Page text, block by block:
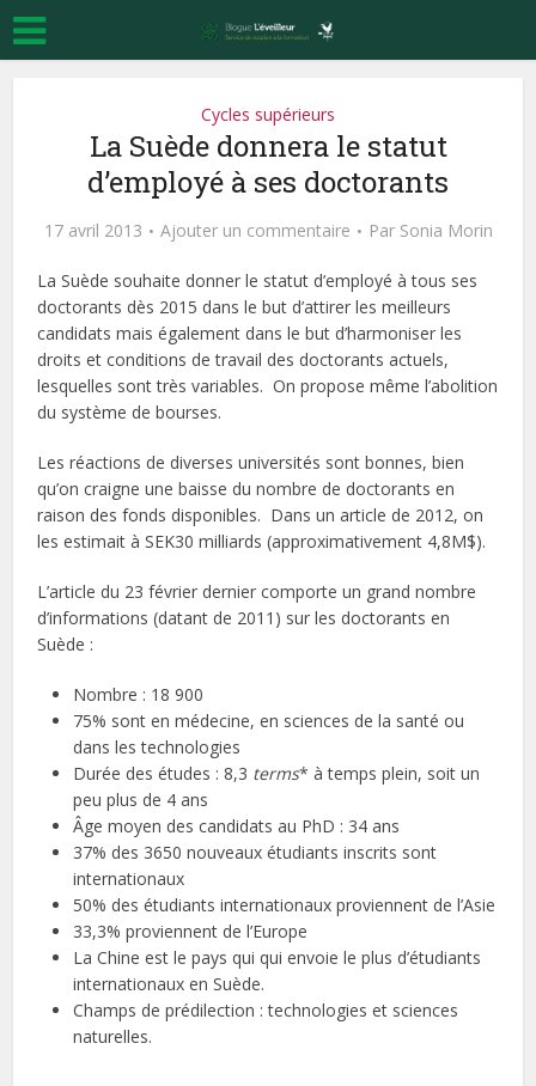
Cycles supérieurs
La Suède donnera le statut
d’employé à ses doctorants
17 avril 2013 Ajouter un commentaire Par Sonia Morin
La Suède souhaite donner le statut d’employé à tous ses
doctorants dès 2015 dans le but d’attirer les meilleurs
candidats mais également dans le but d’harmoniser les
droits et conditions de travail des doctorants actuels,
lesquelles sont très variables. On propose même l’abolition
du système de bourses.
Les réactions de diverses universités sont bonnes, bien
qu’on craigne une baisse du nombre de doctorants en
raison des fonds disponibles. Dans un article de 2012, on
les estimait à SEK30 milliards (approximativement 4,8M$).
L’article du 23 février dernier comporte un grand nombre
d’informations (datant de 2011) sur les doctorants en
Suède :
Nombre : 18 900
75% sont en médecine, en sciences de la santé ou
dans les technologies
Durée des études : 8,3 terms* à temps plein, soit un
peu plus de 4 ans
Âge moyen des candidats au PhD : 34 ans
37% des 3650 nouveaux étudiants inscrits sont
internationaux
50% des étudiants internationaux proviennent de l’Asie
33,3% proviennent de l’Europe
La Chine est le pays qui qui envoie le plus d’étudiants
internationaux en Suède.
Champs de prédilection : technologies et sciences
naturelles.